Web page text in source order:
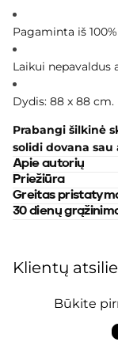
Pagaminta iš 1
Laikui nepavaldus
Dydis: 88 x 88 cm.
Prabangi šilkinė
solidi dovana
Apie autorių
Priežiūra
Greitas
30 dienų
Klientų
Būkite